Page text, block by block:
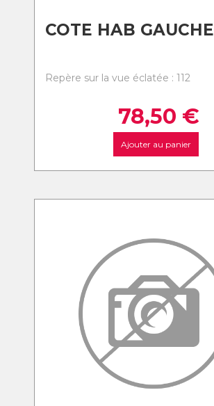
COTE HAB GAUCHE
Repère sur la vue éclatée : 112
78,50 €
Ajouter au panier